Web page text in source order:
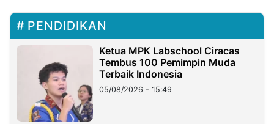
PENDIDIKAN
Ketua MPK Labschool Ciracas
Tembus 100 Pemimpin Muda
Terbaik Indonesia
05/08/2026 - 15:49